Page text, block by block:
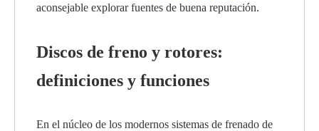
aconsejable explorar fuentes de buena reputación.
Discos de freno y rotores:
definiciones y funciones
En el núcleo de los modernos sistemas de frenado de